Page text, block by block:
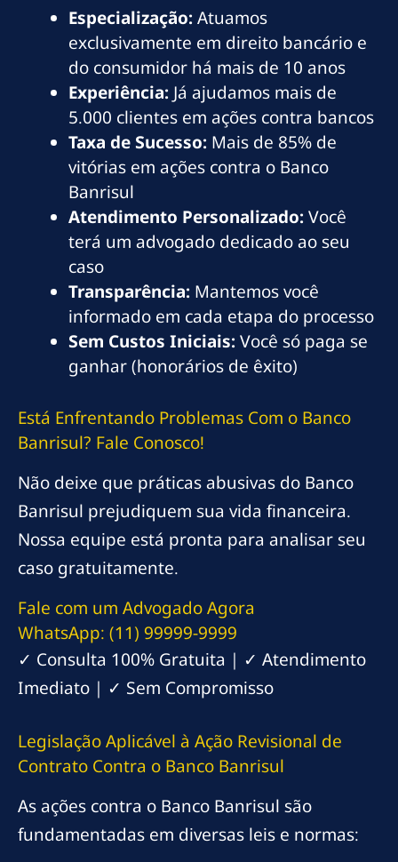
Especialização:Atuamos
exclusivamente em direito bancário e
do consumidor há mais de 10 anos
Experiência: Já ajudamos mais de
5.000 clientes em ações contra bancos
Taxa de Sucesso: Mais de 85% de
vitórias em ações contra o Banco
Banrisul
Atendimento Personalizado:Você
terá um advogado dedicado ao seu
caso
Transparência: Mantemos você
informado em cada etapa do processo
Sem Custos Iniciais:Você só paga se
ganhar (honorários de êxito)
Está Enfrentando Problemas Com o Banco
Banrisul? Fale Conosco!
Não deixe que práticas abusivas do Banco
Banrisul prejudiquem sua vida financeira.
Nossa equipe está pronta para analisar seu
caso gratuitamente.
Fale com um Advogado Agora
WhatsApp: (11) 99999-9999
✓ Consulta 100% Gratuita | ✓ Atendimento
Imediato | ✓ Sem Compromisso
Legislação Aplicável à Ação Revisional de
Contrato Contra o Banco Banrisul
As ações contra o Banco Banrisul são
fundamentadas em diversas leis e normas: